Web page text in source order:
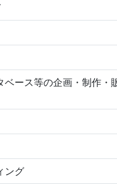
ース等の企画・制作・
ング